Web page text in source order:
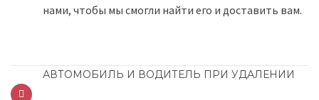
нами, чтобы мы смогли найти его и доставить вам.
АВТОМОБИЛЬ И ВОДИТЕЛЬ ПРИ УДАЛЕНИИ